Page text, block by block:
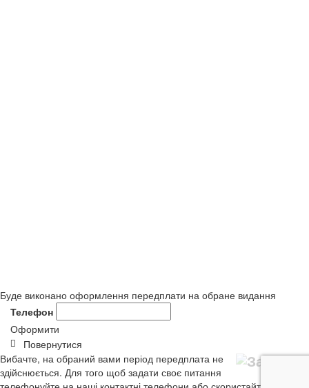
Буде виконано оформлення передплати на обране видання
Телефон
Оформити
Повернутися
Вибачте, на обраний вами період передплата не
здійснюється. Для того щоб задати своє питання